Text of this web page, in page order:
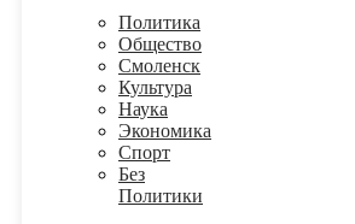
Политика
Общество
Смоленск
Культура
Наука
Экономика
Спорт
Без
Политики